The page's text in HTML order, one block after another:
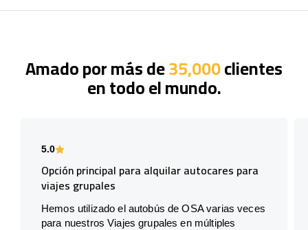
Amado por más de35,000clientes
en todo el mundo.
5.0
Opción principal para alquilar autocares para
viajes grupales
Hemos utilizado el autobús de OSA varias veces
para nuestros Viajes grupales en múltiples